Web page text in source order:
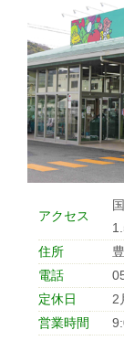
情報
アクセス
住所
電話
定休日
2
営業時間